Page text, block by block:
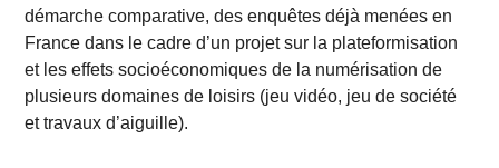
démarche comparative, des enquêtes déjà menées en
France dans le cadre d’un projet sur la plateformisation
et les effets socioéconomiques de la numérisation de
plusieurs domaines de loisirs (jeu vidéo, jeu de société
et travaux d’aiguille).